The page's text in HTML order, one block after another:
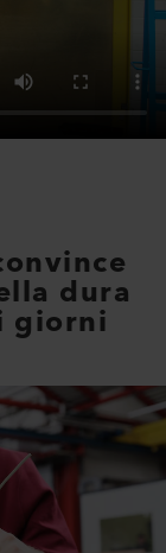
dura
giorni